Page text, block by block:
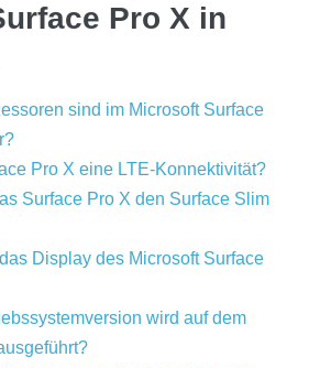
Pro X in
sind im Microsoft Surface
Pro X eine LTE-Konnektivität?
Surface Pro X den Surface Slim
Display des Microsoft Surface
wird auf dem